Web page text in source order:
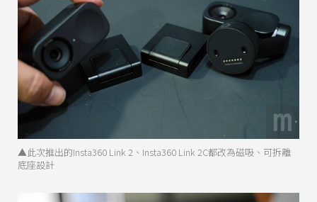
▲此次推出的Insta360 Link 2、Insta360 Link 2C都改為磁吸、可拆離
底座設計